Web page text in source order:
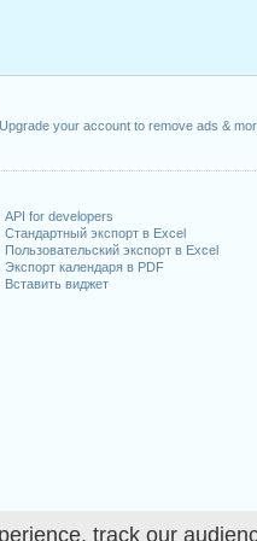
track our
Upgrade your account to remove ads &
API for developers
Стандартный экспорт в Excel
Пользовательский экспорт в Excel
Экспорт календаря в PDF
Вставить виджет
май, 2025
Comunidades
: понедельник, 1 декабрь, 2025
8 декабрь, 2025